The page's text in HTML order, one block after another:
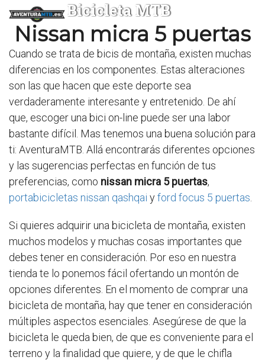
Bicicleta MTB
Nissan micra 5 puertas
Cuando se trata de bicis de montaña, existen muchas
diferencias en los componentes. Estas alteraciones
son las que hacen que este deporte sea
verdaderamente interesante y entretenido. De ahí
que, escoger una bici on-line puede ser una labor
bastante difícil. Mas tenemos una buena solución para
ti: AventuraMTB. Allá encontrarás diferentes opciones
y las sugerencias perfectas en función de tus
preferencias, como nissan micra 5 puertas,
portabicicletas nissan qashqai yford focus 5 puertas
Si quieres adquirir una bicicleta de montaña, existen
muchos modelos y muchas cosas importantes que
debes tener en consideración. Por eso en nuestra
tienda te lo ponemos fácil ofertando un montón de
opciones diferentes. En el momento de comprar una
bicicleta de montaña, hay que tener en consideración
múltiples aspectos esenciales. Asegúrese de que la
bicicleta le queda bien, de que es conveniente para el
terreno y la finalidad que quiere, y de que le chifla